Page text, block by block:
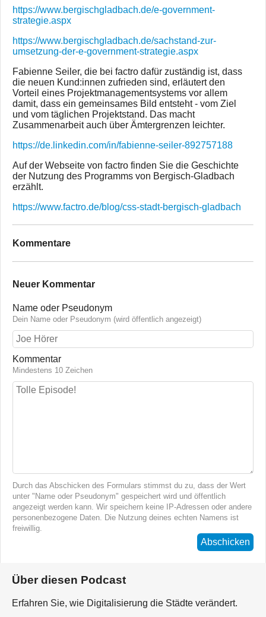
https://www.bergischgladbach.de/e-government-
strategie.aspx
https://www.bergischgladbach.de/sachstand-zur-
umsetzung-der-e-government-strategie.aspx
Fabienne Seiler, die bei factro dafür zuständig ist, dass
die neuen Kund:innen zufrieden sind, erläutert den
Vorteil eines Projektmanagementsystems vor allem
damit, dass ein gemeinsames Bild entsteht - vom Ziel
und vom täglichen Projektstand. Das macht
Zusammenarbeit auch über Ämtergrenzen leichter.
https://de.linkedin.com/in/fabienne-seiler-892757188
Auf der Webseite von factro finden Sie die Geschichte
der Nutzung des Programms von Bergisch-Gladbach
erzählt.
https://www.factro.de/blog/css-stadt-bergisch-gladbach
Kommentare
Neuer Kommentar
Name oder Pseudonym
Dein Name oder Pseudonym (wird öffentlich angezeigt)
Kommentar
Mindestens 10 Zeichen
Durch das Abschicken des Formulars stimmst du zu, dass der Wert
unter "Name oder Pseudonym" gespeichert wird und öffentlich
angezeigt werden kann. Wir speichern keine IP-Adressen oder andere
personenbezogene Daten. Die Nutzung deines echten Namens ist
freiwillig.
Abschicken
Über diesen Podcast
Erfahren Sie, wie Digitalisierung die Städte verändert.